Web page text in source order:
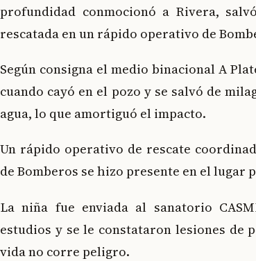
profundidad conmocionó a Rivera,
rescatada en un rápido operativo de
Según consigna el medio binacional A
cuando cayó en el pozo y se salvó de
agua, lo que amortiguó el impacto.
Un rápido operativo de rescate
de Bomberos se hizo presente en el lugar
La niña fue enviada al sanatorio
estudios y se le constataron lesiones de
vida no corre peligro.